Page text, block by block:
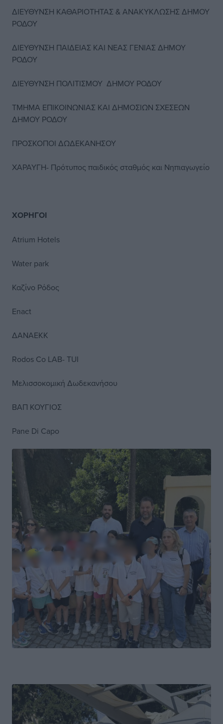
ΔΙΕΥΘΥΝΣΗ ΚΑΘΑΡΙΟΤΗΤΑΣ & ΑΝΑΚΥΚΛΩΣΗΣ ΔΗΜΟΥ
ΡΟΔΟΥ
ΔΙΕΥΘΥΝΣΗ ΠΑΙΔΕΙΑΣ ΚΑΙ ΝΕΑΣ ΓΕΝΙΑΣ ΔΗΜΟΥ
ΡΟΔΟΥ
ΔΙΕΥΘΥΝΣΗ ΠΟΛΙΤΙΣΜΟΥ ΔΗΜΟΥ ΡΟΔΟΥ
ΤΜΗΜΑ ΕΠΙΚΟΙΝΩΝΙΑΣ ΚΑΙ ΔΗΜΟΣΙΩΝ ΣΧΕΣΕΩΝ
ΔΗΜΟΥ ΡΟΔΟΥ
ΠΡΟΣΚΟΠΟΙ ΔΩΔΕΚΑΝΗΣΟΥ
ΧΑΡΑΥΓΗ- Πρότυπος παιδικός σταθμός και Νηπιαγωγείο
ΧΟΡΗΓΟΙ
Atrium Hotels
Water park
Καζίνο Ρόδος
Enact
ΔΑΝΑΕΚΚ
Rodos Co LAB- TUI
Μελισσοκομική Δωδεκανήσου
ΒΑΠ ΚΟΥΓΙΟΣ
Pane Di Capo